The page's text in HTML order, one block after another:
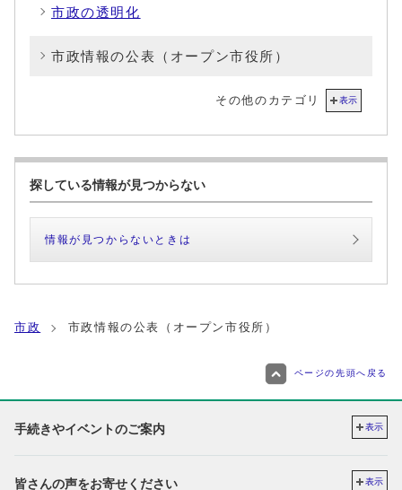
市政の透明化
市政情報の公表（オープン市役所）
その他のカテゴリ 表示
探している情報が見つからない
情報が見つからないときは
市政 市政情報の公表（オープン市役所）
ページの先頭へ戻る
手続きやイベントのご案内 表示
皆さんの声をお寄せください 表示